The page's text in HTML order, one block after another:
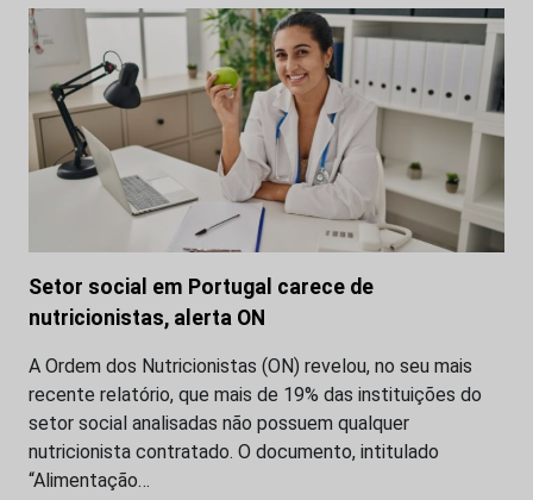
Setor social em Portugal carece de
nutricionistas, alerta ON
A Ordem dos Nutricionistas (ON) revelou, no seu mais
recente relatório, que mais de 19% das instituições do
setor social analisadas não possuem qualquer
nutricionista contratado. O documento, intitulado
“Alimentação…